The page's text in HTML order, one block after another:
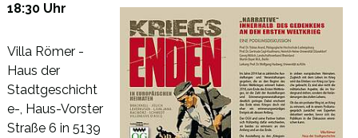
18:30 Uhr
Villa Römer -
Haus der
Stadtgeschicht
e-, Haus-Vorster
Straße 6 in 5139